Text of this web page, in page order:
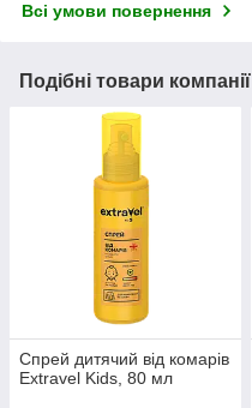
Всі умови повернення
Подібні товари компанії
Спрей дитячий від комарів
Extravel Kids, 80 мл